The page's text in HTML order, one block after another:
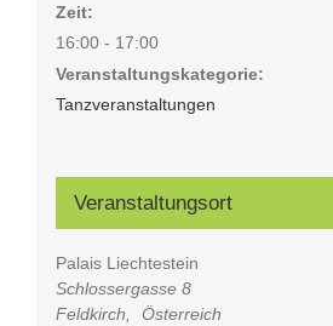
Zeit:
16:00 - 17:00
Veranstaltungskategorie:
Tanzveranstaltungen
Veranstaltungsort
Palais Liechtestein
Schlossergasse 8
Feldkirch
Österreich